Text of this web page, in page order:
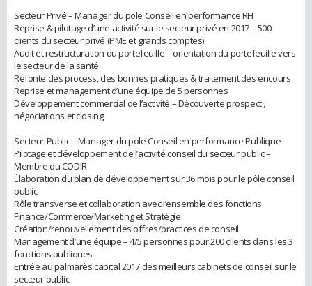
Secteur Privé – Manager du pole Conseil en performance RH
Reprise & pilotage d’une activité sur le secteur privé en 2017 – 500
clients du secteur privé (PME et grands comptes)
Audit et restructuration du portefeuille – orientation du portefeuille vers
le secteur de la santé
Refonte des process, des bonnes pratiques & traitement des encours
Reprise et management d’une équipe de 5 personnes
Développement commercial de l’activité – Découverte prospect ,
négociations et closing.
Secteur Public – Manager du pole Conseil en performance Publique
Pilotage et développement de l’activité conseil du secteur public –
Membre du CODIR
Élaboration du plan de développement sur 36 mois pour le pôle conseil
public
Rôle transverse et collaboration avec l’ensemble des fonctions
Finance/Commerce/Marketing et Stratégie
Création/renouvellement des offres/practices de conseil
Management d’une équipe – 4/5 personnes pour 200 clients dans les 3
fonctions publiques
Entrée au palmarès capital 2017 des meilleurs cabinets de conseil sur le
secteur public